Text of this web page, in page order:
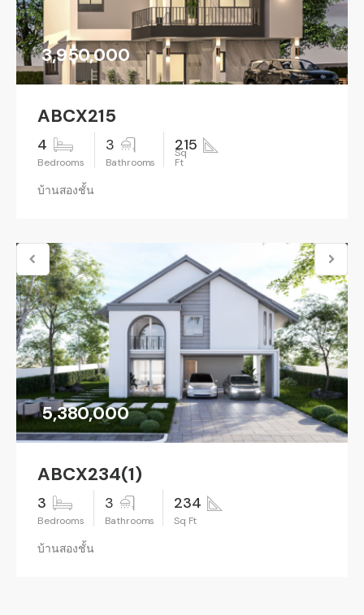
3,950,000
ABCX215
4 3 215
บ้านสองชั้น
5,380,000
ABCX234(1)
3 3 234
บ้านสองชั้น